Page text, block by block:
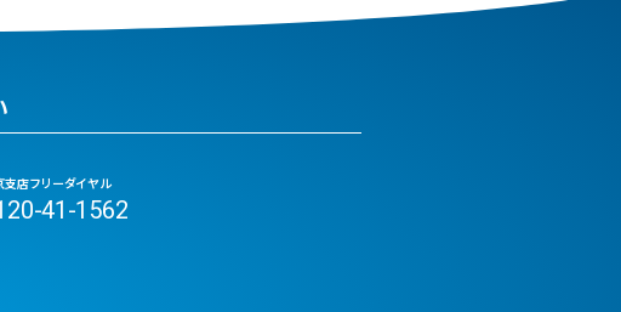
支店フリーダイヤル
41-1562